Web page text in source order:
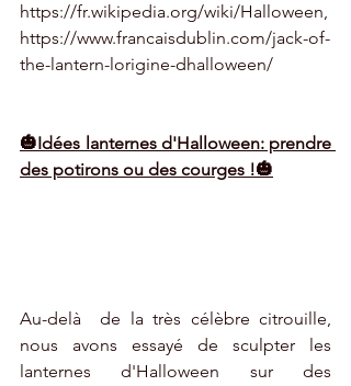
https://fr.wikipedia.org/wiki/Halloween
https://www.francaisdublin.com/jack-of-
the-lantern-lorigine-dhalloween/
🎃Idées lanternes d'Halloween: prendre
des potirons ou des courges !🎃
Au-delà  de la très célèbre citrouille,
nous avons essayé de sculpter les
lanternes d'Halloween sur des